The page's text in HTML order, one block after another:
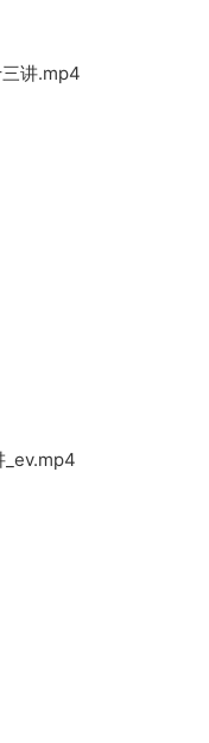
讲.mp4
_ev.mp4